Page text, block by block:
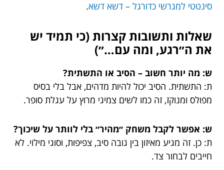
סינטטי למגרשי כדורגל – דשא דשא.
שאלות ותשובות קצרות (כי תמיד יש
את ה״רגע, ומה עם…״)
ש: מה יותר חשוב – הסיב או התשתית?
ת: התשתית. הסיב יכול להיות מדהים, אבל בלי בסיס
מפולס ומנוקז, זה כמו לשים צמיגי מרוץ על עגלת סופר.
ש: אפשר לקבל משחק ״מהיר״ בלי לוותר על שיכוך?
ת: כן. זה מגיע מאיזון בין גובה סיב, צפיפות, וסוגי מילוי. לא
חייבים לבחור צד.